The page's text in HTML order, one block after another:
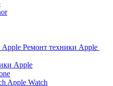
Ремонт техники Apple
Apple
Apple Watch